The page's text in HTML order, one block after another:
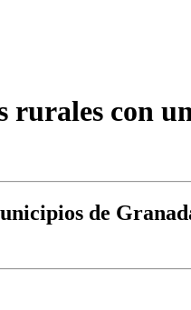
con
de